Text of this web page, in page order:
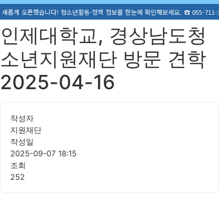
! 청소년활동·정책 정보를 한눈에 확인해보세요. ☎ 055-711-1305
인제대학교, 경상남도청
소년지원재단 방문 견학
2025-04-16
작성자
지원재단
작성일
2025-09-07 18:15
조회
252